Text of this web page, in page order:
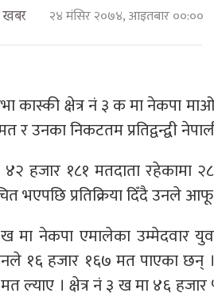
खबर २४ मंसिर २०७४, आइतबार ००:००
कास्की क्षेत्र नं ३ क मा नेकपा
र उनका निकटतम प्रतिद्वन्द्वी
४२ हजार १८१ मतदाता रहेकामा
भएपछि प्रतिक्रिया दिँदै उनले
मा नेकपा एमालेका उम्मेदवार
१६ हजार १६७ मत पाएका छन् ।
ल्याए । क्षेत्र नं ३ ख मा ४६